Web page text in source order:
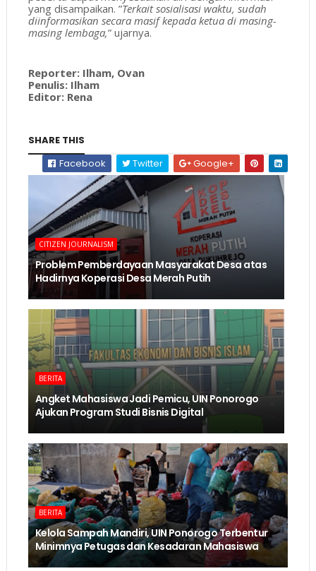
yang disampaikan. ”Terkait sosialisasi waktu, sudah
diinformasikan secara masif kepada ketua di masing-
masing lembaga,” ujarnya.
Reporter: Ilham, Ovan
Penulis: Ilham
Editor: Rena
SHARE THIS
Facebook
Twitter Google+
CITIZEN JOURNALISM
Problem Pemberdayaan Masyarakat Desa atas
Hadirnya Koperasi Desa Merah Putih
BERITA
Angket Mahasiswa Jadi Pemicu, UIN Ponorogo
Ajukan Program Studi Bisnis Digital
BERITA
Kelola Sampah Mandiri, UIN Ponorogo Terbentur
Minimnya Petugas dan Kesadaran Mahasiswa